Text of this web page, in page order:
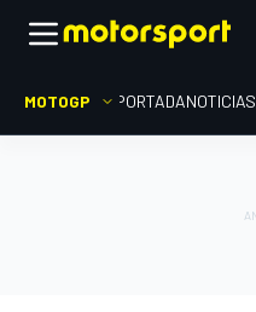
MOTOGP PORTADANOTICIAS